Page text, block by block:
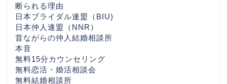
断られる理由
日本ブライダル連盟（BIU)
日本仲人連盟（NNR）
昔ながらの仲人結婚相談所
本音
無料15分カウンセリング
無料恋活・婚活相談会
無料結婚相談所